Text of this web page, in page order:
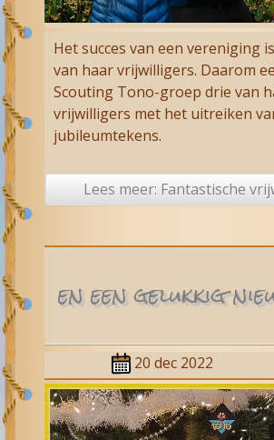
Het succes van een vereniging
van haar vrijwilligers. Daarom
Scouting Tono-groep drie van
vrijwilligers met het uitreiken
jubileumtekens.
Lees meer: Fantastische
en een gelukkig
20 dec 2022